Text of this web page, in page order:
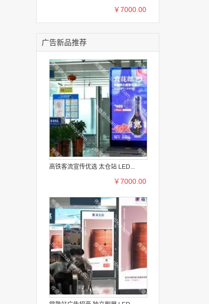
￥7000.00
广告新品推荐
高铁客流宣传优选 太仓站 LED...
￥7000.00